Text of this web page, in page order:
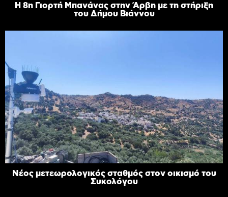
Η 8η Γιορτή Μπανάνας στην Άρβη με τη στήριξη
του Δήμου Βιάννου
Νέος μετεωρολογικός σταθμός στον οικισμό του
Συκολόγου